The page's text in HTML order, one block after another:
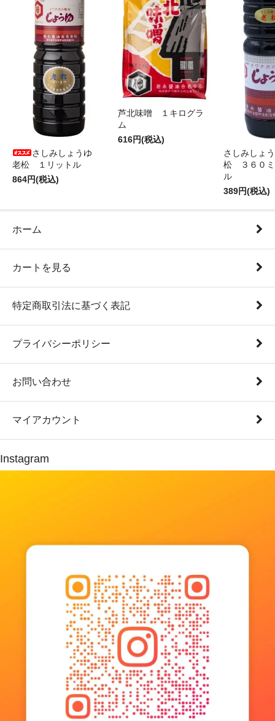
さしみしょうゆ
老松 １リットル
864円(税込)
芦北味噌 １キログラ
ム
616円(税込)
さしみしょ
松 ３６０ミ
ル
389円(税込)
ホーム
カートを見る
特定商取引法に基づく表記
プライバシーポリシー
お問い合わせ
マイアカウント
Instagram